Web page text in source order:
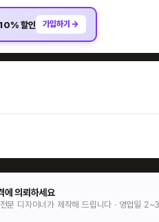
할인 가입하기 →
에 의뢰하세요
전문 디자이너가 제작해 드립니다 · 영업일